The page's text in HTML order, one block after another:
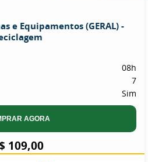
e Equipamentos (GERAL) -
08h
7
Sim
AGORA
109,00